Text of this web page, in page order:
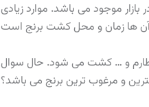
موجود می باشد. موارد زیادی
طارم و … کشت می شود. حال سوال
و مرغوب ترین برنج می باشد؟